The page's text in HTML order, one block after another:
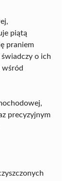
piątą
praniem
o ich
wśród
precyzyjnym